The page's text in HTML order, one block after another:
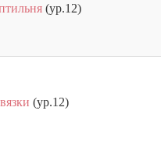
(ур.12)
(ур.12)